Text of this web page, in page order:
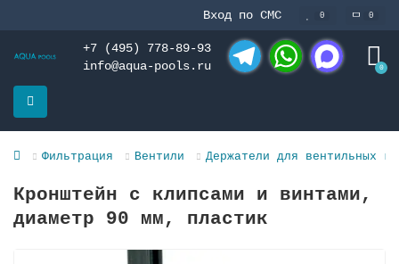
Вход по СМС 0 0
+7 (495) 778-89-93
info@aqua-pools.ru
0
Фильтрация Вентили Держатели для вентильных
Кронштейн с клипсами и винтами,
диаметр 90 мм, пластик